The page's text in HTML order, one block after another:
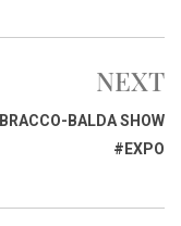
i
NEXT
BRACCO-BALDA SHOW
#EXPO